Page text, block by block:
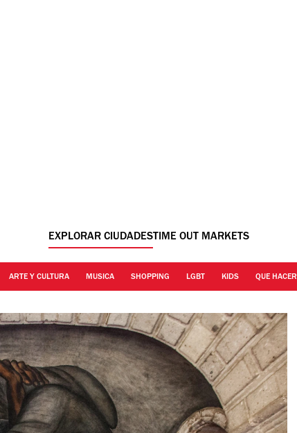
EXPLORAR CIUDADESTIME OUT MARKETS
ARTE Y CULTURA MUSICA SHOPPING LGBT KIDS QUE HACER